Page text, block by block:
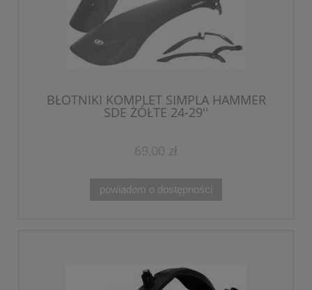
BŁOTNIKI KOMPLET SIMPLA HAMMER
SDE ŻÓŁTE 24-29''
69,00 zł
powiadom o dostępności